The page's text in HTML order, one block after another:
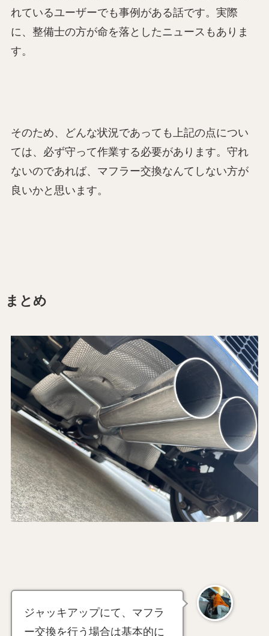
れているユーザーでも事例がある話です。実際
に、整備士の方が命を落としたニュースもありま
す。
そのため、どんな状況であっても上記の点につい
ては、必ず守って作業する必要があります。守れ
ないのであれば、マフラー交換なんてしない方が
良いかと思います。
まとめ
ジャッキアップにて、マフラ
ー交換を行う場合は基本的に